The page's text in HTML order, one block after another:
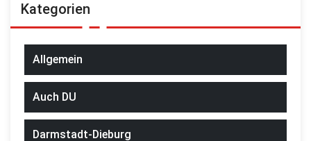
Kategorien
Allgemein
Auch DU
Darmstadt-Dieburg